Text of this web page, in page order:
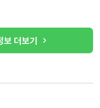
보 더보기